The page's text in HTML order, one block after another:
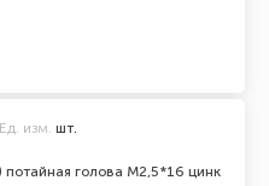
голова М2,5*16 цинк
Ед. изм. шт.